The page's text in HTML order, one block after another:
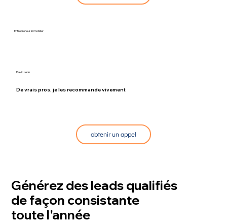
Générez des leads qualifiés
de façon consistante
toute l'année
De vrais pros, je les recommande vivement
David Leon
Entrepreneur immobilier
obtenir un appel